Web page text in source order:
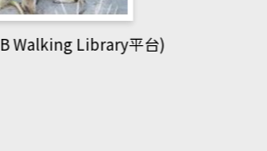
網管人(kono平台)